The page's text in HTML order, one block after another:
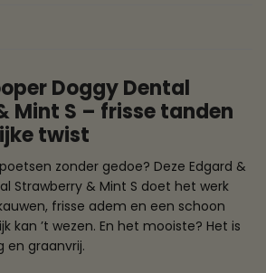
Doggy Dental
Mint S – frisse tanden
twist
zonder gedoe? Deze Edgard &
Strawberry & Mint S doet het werk
frisse adem en een schoon
kan ’t wezen. En het mooiste? Het is
en graanvrij.